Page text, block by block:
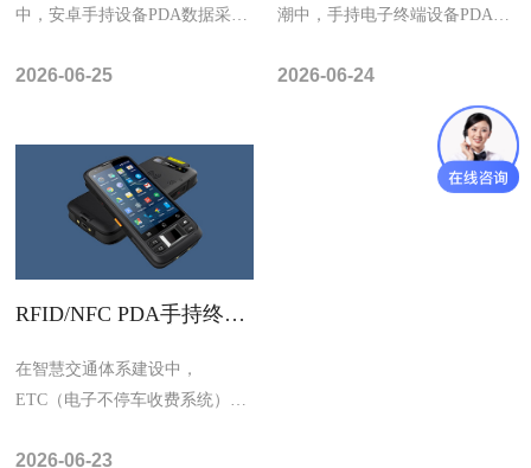
中，安卓手持设备PDA数据采集
设计，已成为仓储...
2026-06-25
潮中，手持电子终端设备PDA正
的实时同步性...
2026-06-24
RFID/NFC PDA手持终端
必备10大硬核功能解析
​在智慧交通体系建设中，
ETC（电子不停车收费系统）作
接影响着全国高速公...
2026-06-23